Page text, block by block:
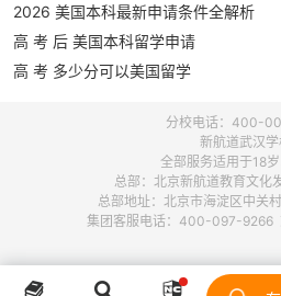
2026 美国本科最新申请条件全解析
高 考 后 美国本科留学申请
高 考 多少分可以美国留学
分校电话：400-
新航道武汉
全部服务适用于18
总部：北京新航道教育文化
总部地址：北京市海淀区中关
集团客服电话：400-097-9266